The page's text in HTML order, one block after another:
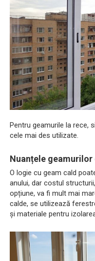
Pentru geamurile la rece,
cele mai des utilizate.
Nuanțele geamurilor
O logie cu geam cald
anului, dar costul
opțiune, va fi mult mai
calde, se utilizează
și materiale pentru